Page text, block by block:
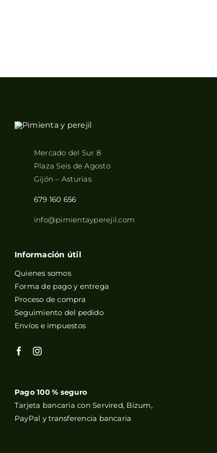
Mercado del Sur 8
Plaza Seis de Agosto
Gijón – Asturias
679 160 656
info@pimientayperejil.com
Información útil
Quienes somos
Forma de pago y entrega
Proceso de compra
Seguimiento del pedido
Envíos e impuestos
Pago 100 % seguro
Tarjeta bancaria con Servired, Bizum,
PayPal y transferencia bancaria